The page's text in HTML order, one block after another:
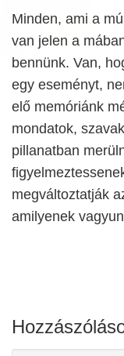
Minden, ami a
van jelen a
bennünk. Van,
egy eseményt,
elő memóriánk
mondatok,
pillanatban
megváltoztatják
amilyenek